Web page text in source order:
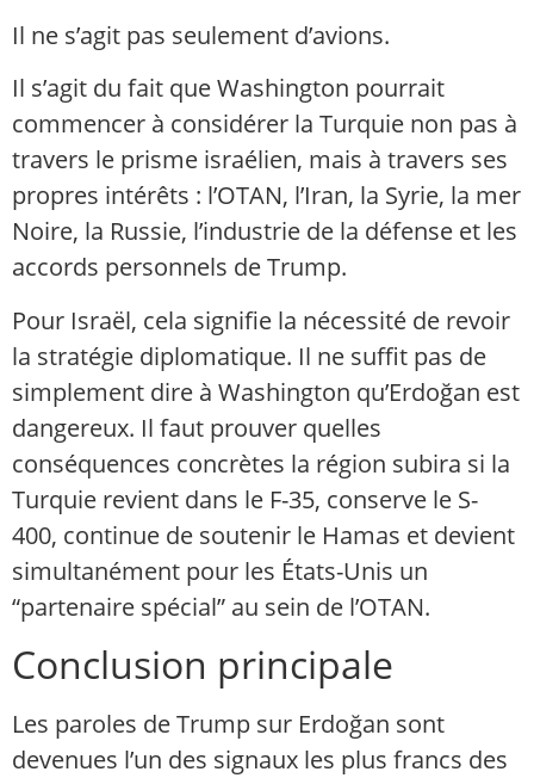
Il ne s’agit pas seulement d’avions.
Il s’agit du fait que Washington pourrait
commencer à considérer la Turquie non pas à
travers le prisme israélien, mais à travers ses
propres intérêts : l’OTAN, l’Iran, la Syrie, la mer
Noire, la Russie, l’industrie de la défense et les
accords personnels de Trump.
Pour Israël, cela signifie la nécessité de revoir
la stratégie diplomatique. Il ne suffit pas de
simplement dire à Washington qu’Erdoğan est
dangereux. Il faut prouver quelles
conséquences concrètes la région subira si la
Turquie revient dans le F-35, conserve le S-
400, continue de soutenir le Hamas et devient
simultanément pour les États-Unis un
“partenaire spécial” au sein de l’OTAN.
Conclusion principale
Les paroles de Trump sur Erdoğan sont
devenues l’un des signaux les plus francs des